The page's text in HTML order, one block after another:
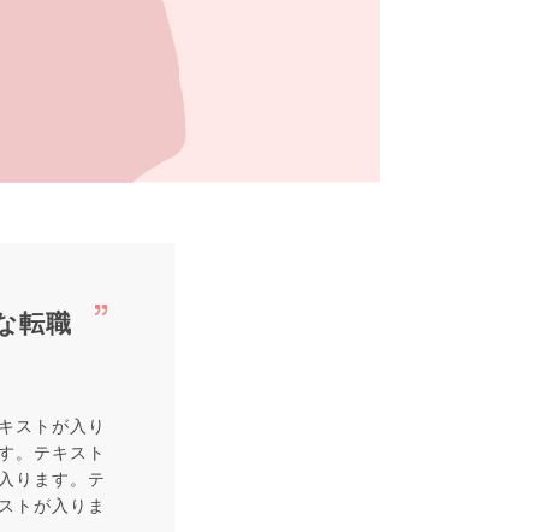
転職
ストが入り
。テキスト
ります。テ
トが入りま